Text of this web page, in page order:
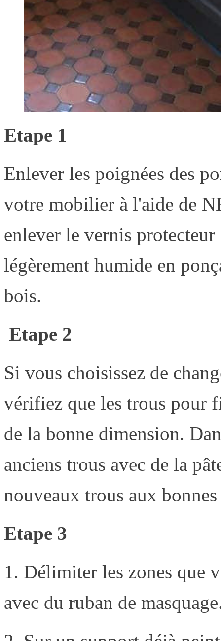
Etape 1
Enlever les poignées des
votre mobilier à l'aide de
enlever le vernis
légèrement humide en
bois.
Etape 2
Si vous choisissez de
vérifiez que les trous pour
de la bonne dimension.
anciens trous avec de la
nouveaux trous aux
Etape 3
1. Délimiter les zones que
avec du ruban de